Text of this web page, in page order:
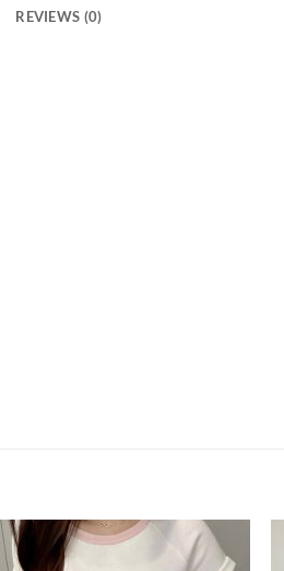
REVIEWS (0)